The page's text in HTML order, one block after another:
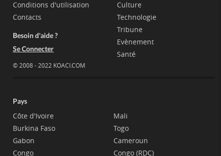
Conditions d'utilisation
Contacts
Besoin d'aide ?
Se Connecter
© 2008 - 2022 KOACI.COM
Culture
Technologie
Tribune
Evènement
Santé
Pays
Côte d'Ivoire
Burkina Faso
Gabon
Congo
Mali
Togo
Cameroun
Congo (RDC)